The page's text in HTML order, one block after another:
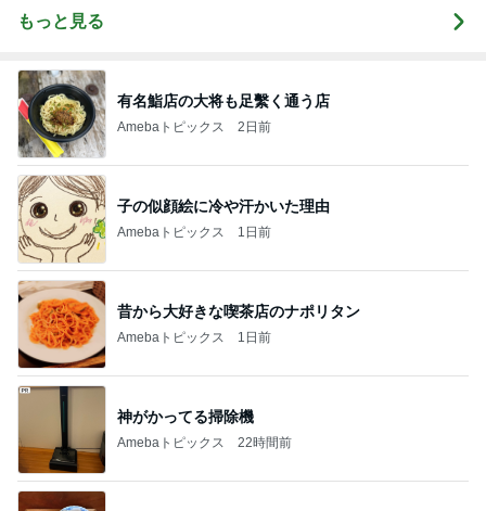
もっと見る
有名鮨店の大将も足繫く通う店
Amebaトピックス 2日前
子の似顔絵に冷や汗かいた理由
Amebaトピックス 1日前
昔から大好きな喫茶店のナポリタン
Amebaトピックス 1日前
神がかってる掃除機
Amebaトピックス 22時間前